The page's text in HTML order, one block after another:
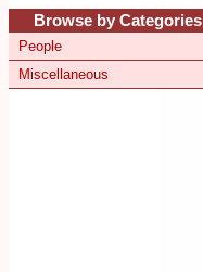
Browse by Categories
People
Miscellaneous